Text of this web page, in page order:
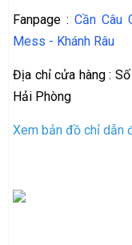
Fanpage : Cần Câu
Mess - Khánh Râu
Địa chỉ cửa hàng :
Hải Phòng
Xem bản đồ chỉ dẫn